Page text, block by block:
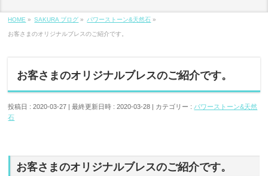
HOME » SAKURA ブログ » パワーストーン&天然石 »
お客さまのオリジナルブレスのご紹介です。
お客さまのオリジナルブレスのご紹介です。
投稿日 : 2020-03-27 最終更新日時 : 2020-03-28 カテゴリー : パワーストーン&天然
石
お客さまのオリジナルブレスのご紹介です。